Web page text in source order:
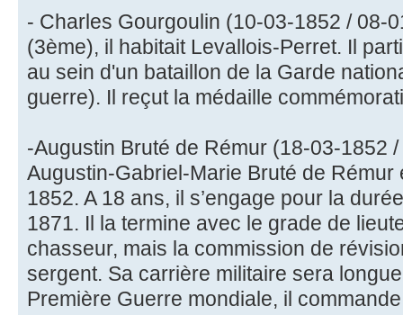
- Charles Gourgoulin (10-03-1852 / 08-
(3ème), il habitait Levallois-Perret. Il
au sein d'un bataillon de la Garde
guerre). Il reçut la médaille
-Augustin Bruté de Rémur (18-03-1852
Augustin-Gabriel-Marie Bruté de
1852. A 18 ans, il s’engage pour la
1871. Il la termine avec le grade de
chasseur, mais la commission de
sergent. Sa carrière militaire sera
Première Guerre mondiale, il